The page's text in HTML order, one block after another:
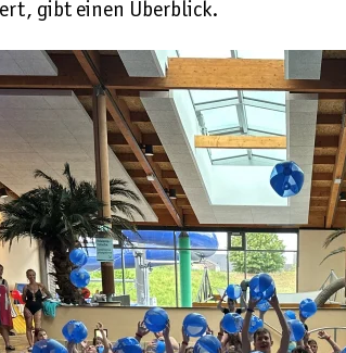
gibt einen Überblick.